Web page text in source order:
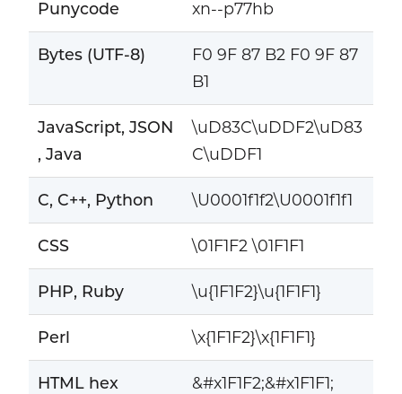
Punycode xn--p77hb
Bytes (UTF-8)
F0 9F 87 B2 F0 9F 87
B1
JavaScript, JSON
, Java
\uD83C\uDDF2\uD83
C\uDDF1
C, C++, Python \U0001f1f2\U0001f1f1
CSS \01F1F2 \01F1F1
PHP, Ruby \u{1F1F2}\u{1F1F1}
Perl \x{1F1F2}\x{1F1F1}
HTML hex &#x1F1F2;&#x1F1F1;